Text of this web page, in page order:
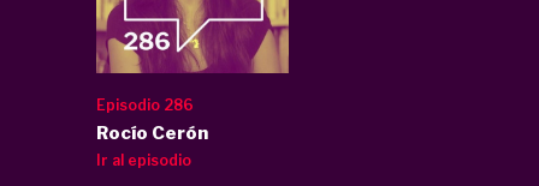
Episodio 286
Rocío Cerón
Ir al episodio